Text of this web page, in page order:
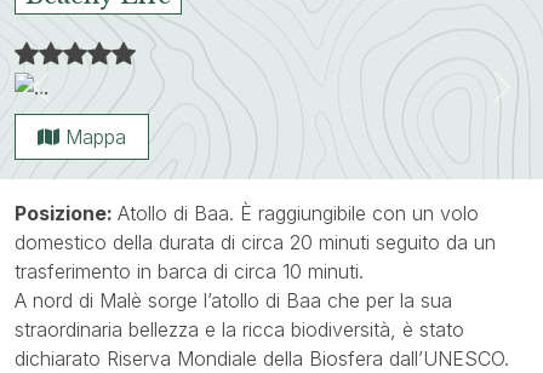
Previous
Next
Mappa
Posizione: Atollo di Baa. È raggiungibile con un volo
domestico della durata di circa 20 minuti seguito da un
trasferimento in barca di circa 10 minuti.
A nord di Malè sorge l’atollo di Baa che per la sua
straordinaria bellezza e la ricca biodiversità, è stato
dichiarato Riserva Mondiale della Biosfera dall’UNESCO.